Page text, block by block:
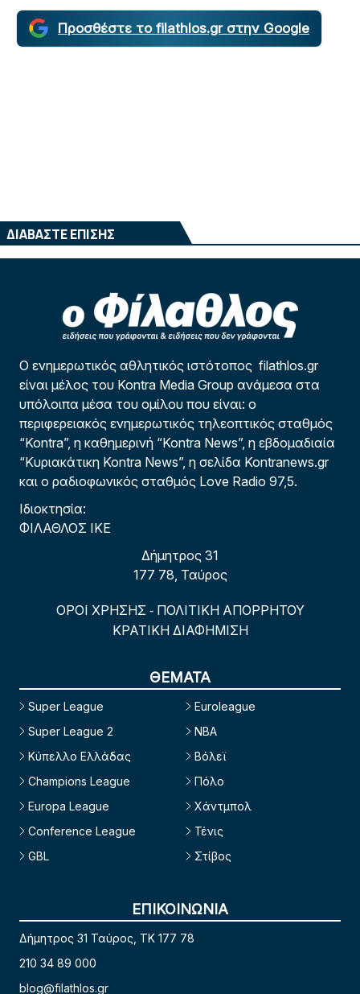
Προσθέστε το filathlos.gr στην Google
ΔΙΑΒΑΣΤΕ ΕΠΙΣΗΣ
Ο ενημερωτικός αθλητικός ιστότοπος filathlos.gr
είναι μέλος του Kontra Media Group ανάμεσα στα
υπόλοιπα μέσα του ομίλου που είναι: ο
περιφερειακός ενημερωτικός τηλεοπτικός σταθμός
“Kontra”, η καθημερινή “Kontra News”, η εβδομαδιαία
“Κυριακάτικη Kontra News”, η σελίδα Kontranews.gr
και ο ραδιοφωνικός σταθμός Love Radio 97,5.
Ιδιοκτησία:
ΦΙΛΑΘΛΟΣ ΙΚΕ
Δήμητρος 31
177 78, Ταύρος
ΟΡΟΙ ΧΡΗΣΗΣ - ΠΟΛΙΤΙΚΗ ΑΠΟΡΡΗΤΟΥ
ΚΡΑΤΙΚΗ ΔΙΑΦΗΜΙΣΗ
ΘΕΜΑΤΑ
Super League
Super League 2
Κύπελλο Ελλάδας
Champions League
Europa League
Conference League
GBL
Euroleague
NBA
Βόλεϊ
Πόλο
Χάντμπολ
Τένις
Στίβος
ΕΠΙΚΟΙΝΩΝΙΑ
Δήμητρος 31 Ταύρος, TK 177 78
210 34 89 000
blog@filathlos.gr